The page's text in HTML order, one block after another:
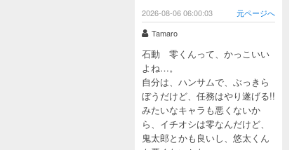
2026-08-06 06:00:03
元ページへ
Tamaro
石動 零くんって、かっこいい
よね…。
自分は、ハンサムで、ぶっきら
ぼうだけど、任務はやり遂げる!!
みたいなキャラも悪くないか
ら、イチオシは零なんだけど、
鬼太郎とかも良いし、悠太くん